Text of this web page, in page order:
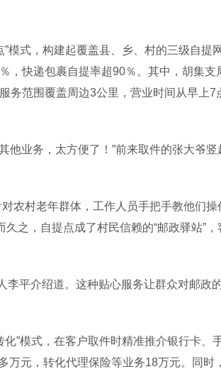
式，构建起覆盖县、乡、村的三级自提
，快递包裹自提率超90％。其中，胡集支
务范围覆盖周边3公里，营业时间从早上7
业务，太方便了！”前来取件的张大爷竖
农村老年群体，工作人员手把手教他们操
之，自提点成了村民信赖的“邮政驿站”，
平介绍道。这种贴心服务让群众对邮政
模式，在客户取件时精准推介银行卡、
万元，转化代理保险等业务18万元。同时